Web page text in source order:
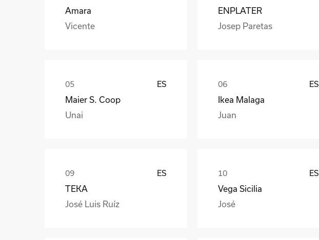
Amara
Vicente
ENPLATER
Josep Paretas
ES
Maier S. Coop
Unai
ES
Ikea Malaga
Juan
ES
TEKA
José Luis Ruíz
ES
Vega Sicilia
José